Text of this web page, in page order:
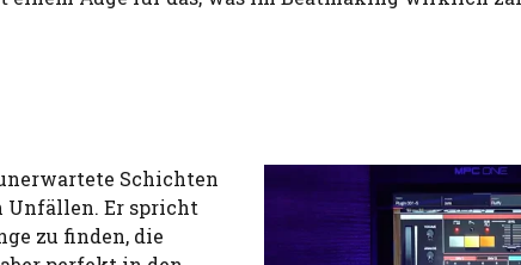
Schichten
Er spricht
zu finden, die